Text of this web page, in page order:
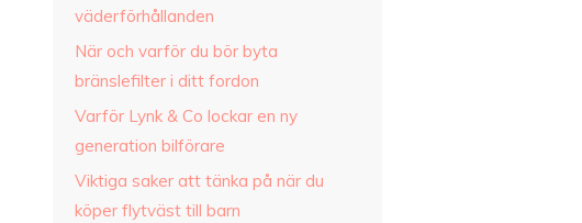
väderförhållanden
När och varför du bör byta
bränslefilter i ditt fordon
Varför Lynk & Co lockar en ny
generation bilförare
Viktiga saker att tänka på när du
köper flytväst till barn